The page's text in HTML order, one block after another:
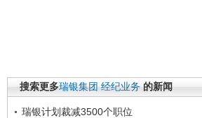
搜索更多瑞银集团 经纪业务 的新闻
瑞银计划裁减3500个职位